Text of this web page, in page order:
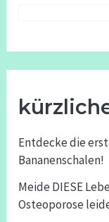
Entdecke die
Bananenschalen!
Meide DIESE
Osteoporose